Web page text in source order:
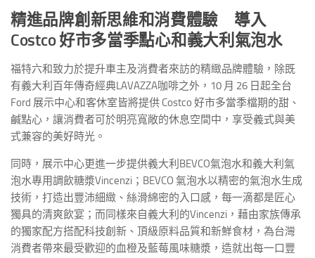
精進品牌創新思維和消費體驗 導入
Costco好市多當季點心和義大利氣泡水
福特六和致力於提升車主及消費者來訪的精緻品牌體驗，除既
有義大利百年傳奇經典LAVAZZA咖啡之外，10 月 26 日起全台
Ford 展示中心和客休室皆將提供 Costco 好市多當季檔期的甜、
鹹點心，讓消費者可於明亮寬敞的休息空間中，享受義式與美
式兼容的美好時光。
同時，展示中心更進一步提供義大利BEVCO氣泡水和義大利氣
泡水專用調飲糖漿Vincenzi；BEVCO 氣泡水以精密的氣泡水生成
技術，打造出豐沛細緻、絲滑綿密的入口感，每一滴都是匠心
獨具的清爽飲宴；而同樣來自義大利的Vincenzi，藉由家族傳承
的獨家配方搭配科技創新、頂級原料品質和新鮮食材，為台灣
消費者帶來最受歡迎的血橙及藍莓風味糖漿，造就出每一口豐